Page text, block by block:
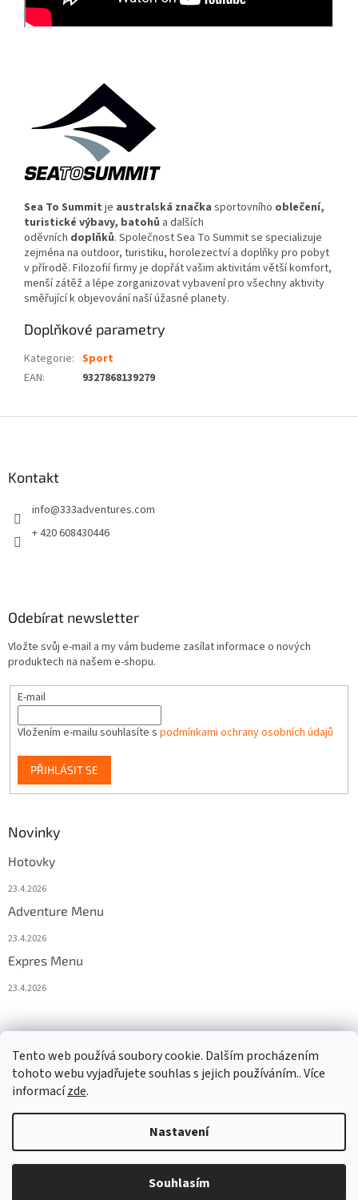
Tento web používá soubory cookie. Dalším procházením
tohoto webu vyjadřujete souhlas s jejich používáním.. Více
informacízde.
Nastavení
Souhlasím
Sea To Summit je australská značka sportovního oblečení,
turistické výbavy, batohů a dalších
oděvních doplňků. Společnost Sea To Summit se specializuje
zejména na outdoor, turistiku, horolezectví a doplňky pro pobyt
v přírodě. Filozofií firmy je dopřát vašim aktivitám větší komfort,
menší zátěž a lépe zorganizovat vybavení pro všechny aktivity
směřující k objevování naší úžasné planety.
Doplňkové parametry
Kategorie: Sport
EAN: 9327868139279
Kontakt
info@333adventures.com
+ 420 608430446
Odebírat newsletter
Vložte svůj e-mail a my vám budeme zasílat informace o nových
produktech na našem e-shopu.
E-mail
Vložením e-mailu souhlasíte s podmínkami ochrany osobních údajů
PŘIHLÁSIT SE
Novinky
Hotovky
23.4.2026
Adventure Menu
23.4.2026
Expres Menu
23.4.2026
Copyright 2026www.333adventures.com. Všechna práva
vyhrazena.